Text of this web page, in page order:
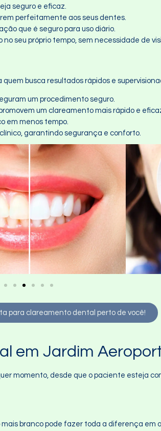
seguro e eficaz.
perfeitamente aos seus dentes.
que é seguro para uso diário.
seu próprio tempo, sem necessidade de
busca resultados rápidos e
um procedimento seguro.
um clareamento mais rápido e
em menos tempo.
garantindo segurança e conforto.
para clareamento dental perto de você!
em Jardim
momento, desde que o paciente esteja
mais branco pode fazer toda a diferença em